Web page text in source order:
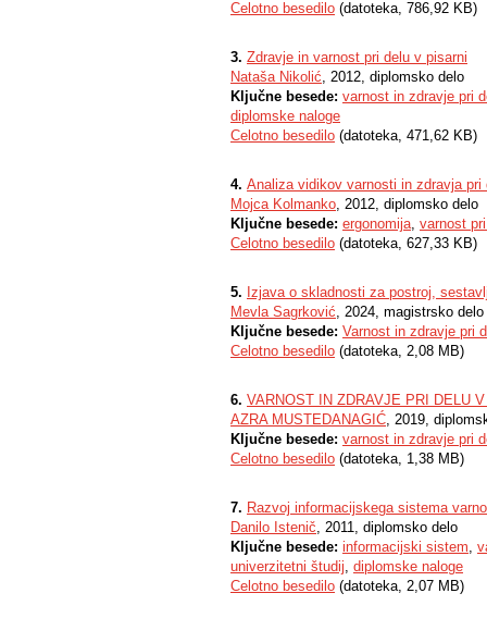
Celotno besedilo (datoteka, 786,92 KB)
3. Zdravje in varnost pri delu v pisarni
Nataša Nikolić, 2012, diplomsko delo
Ključne besede: varnost in zdravje pri
diplomske naloge
Celotno besedilo (datoteka, 471,62 KB)
4. Analiza vidikov varnosti in zdravja
Mojca Kolmanko, 2012, diplomsko delo
Ključne besede: ergonomija, varnost
Celotno besedilo (datoteka, 627,33 KB)
5. Izjava o skladnosti za postroj,
Mevla Sagrković, 2024, magistrsko delo
Ključne besede: Varnost in zdravje pri
Celotno besedilo (datoteka, 2,08 MB)
6. VARNOST IN ZDRAVJE PRI DELU
AZRA MUSTEDANAGIĆ, 2019,
Ključne besede: varnost in zdravje pri
Celotno besedilo (datoteka, 1,38 MB)
7. Razvoj informacijskega sistema
Danilo Istenič, 2011, diplomsko delo
Ključne besede: informacijski sistem,
univerzitetni študij, diplomske naloge
Celotno besedilo (datoteka, 2,07 MB)